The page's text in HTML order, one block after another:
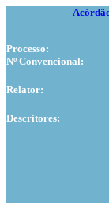
Processo:
Nº Convencional:
Relator:
Descritores: